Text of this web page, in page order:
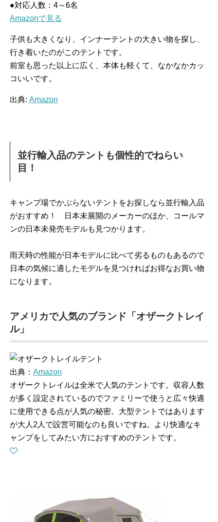
●対応人数：4～6名
Amazonで見る
子供も大きくなり、インナーテントの大きい物を探し、
行き着いたのがこのテントです。
前室も思った以上に広く、本体も軽くて、なかなかカッ
コいいです。
出典: Amazon
並行輸入品のテントも個性的でねらい
目！
キャンプ場でかぶらないテントをお探しなら並行輸入品
がおすすめ！ 日本未展開のメーカーのほか、コールマ
ンの日本未発売モデルも見つかります。
雨天時の性能が日本モデルに比べて劣るものもあるので
日本の気候に適したモデルを見つければお得なお買い物
になります。
アメリカで人気のブランド「オザークトレイ
ル」
出典： Amazon
オザークトレイルは全米で人気のテントです。収容人数
が多く設定されているのでファミリーで使うと広々快適
に使用できる点が人気の秘密。大型テントではあります
が大人2人で設営可能なのも良いですね。より快適なキ
ャンプをしてみたい方におすすめのテントです。